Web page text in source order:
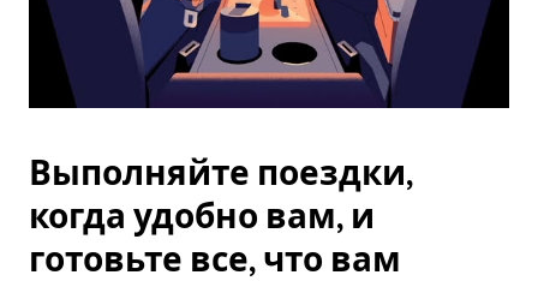
Выполняйте поездки,
когда удобно вам, и
готовьте все, что вам